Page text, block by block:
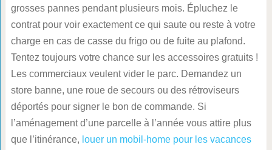
grosses pannes pendant plusieurs mois. Épluchez le
contrat pour voir exactement ce qui saute ou reste à votre
charge en cas de casse du frigo ou de fuite au plafond.
Tentez toujours votre chance sur les accessoires gratuits !
Les commerciaux veulent vider le parc. Demandez un
store banne, une roue de secours ou des rétroviseurs
déportés pour signer le bon de commande. Si
l’aménagement d’une parcelle à l’année vous attire plus
que l’itinérance, louer un mobil-home pour les vacances